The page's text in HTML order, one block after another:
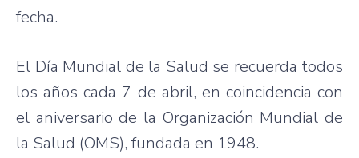
fecha.
El Día Mundial de la Salud se recuerda todos
los años cada 7 de abril, en coincidencia con
el aniversario de la Organización Mundial de
la Salud (OMS), fundada en 1948.